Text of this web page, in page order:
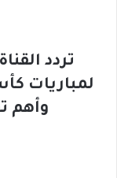
تردد
وأهم